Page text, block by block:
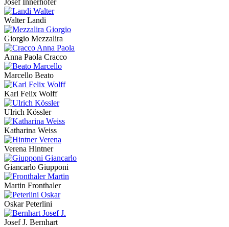
Walter Landi
Giorgio Mezzalira
Anna Paola Cracco
Marcello Beato
Karl Felix Wolff
Ulrich Kössler
Katharina Weiss
Verena Hintner
Giancarlo Giupponi
Martin Fronthaler
Oskar Peterlini
Josef J. Bernhart